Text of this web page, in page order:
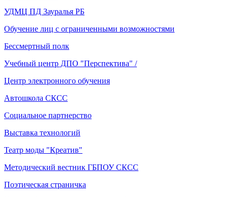
УДМЦ ПД Зауралья РБ
Обучение лиц с ограниченными возможностями
Бессмертный полк
Учебный центр ДПО "Перспектива" /
Центр электронного обучения
Автошкола СКСС
Социальное партнерство
Выставка технологий
Театр моды "Креатив"
Методический вестник ГБПОУ СКСС
Поэтическая страничка